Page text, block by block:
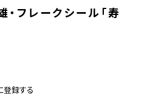
フレークシール「寿
登録する